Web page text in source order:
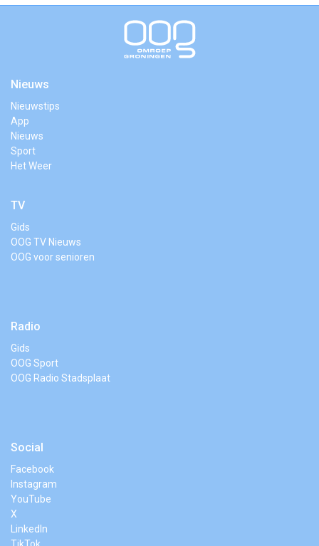
Nieuws
Nieuwstips
App
Nieuws
Sport
Het Weer
TV
Gids
OOG TV Nieuws
OOG voor senioren
Radio
Gids
OOG Sport
OOG Radio Stadsplaat
Social
Facebook
Instagram
YouTube
X
LinkedIn